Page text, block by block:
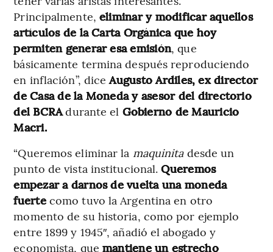
Principalmente, eliminar y modificar aquellos
artículos de la Carta Orgánica que hoy
permiten generar esa emisión, que
básicamente termina después reproduciendo
en inflación”, diceAugusto Ardiles, ex director
de Casa de la Moneda y asesor del directorio
del BCRAdurante el Gobierno de Mauricio
Macri.
“Queremos eliminar la maquinitadesde un
punto de vista institucional.Queremos
empezar a darnos de vuelta una moneda
fuertecomo tuvo la Argentina en otro
momento de su historia, como por ejemplo
entre 1899 y 1945″, añadió el abogado y
economista, que mantiene un estrecho